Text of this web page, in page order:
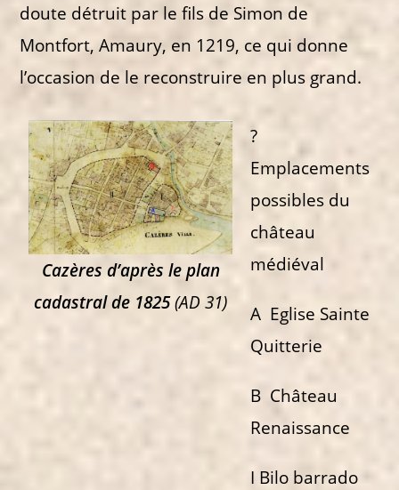
doute détruit par le fils de Simon de
Montfort, Amaury, en 1219, ce qui donne
l’occasion de le reconstruire en plus grand.
Cazères d’après le plan
cadastral de 1825(AD 31)
?
Emplacements
possibles du
château
médiéval
A Eglise Sainte
Quitterie
B Château
Renaissance
I Bilo barrado